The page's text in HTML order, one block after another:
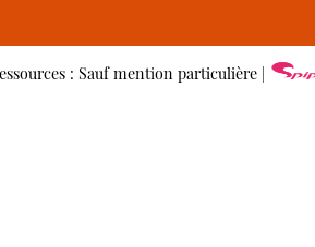
: Sauf mention particulière |